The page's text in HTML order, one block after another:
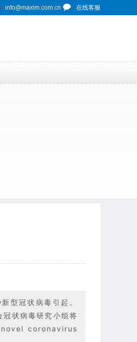
info@maxim.com.cn 在线客服
型冠状病毒引起。
状病毒研究小组将
(novel coronavirus